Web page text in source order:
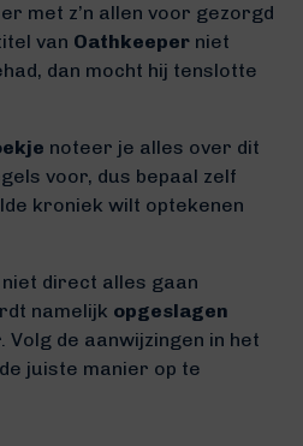
met z’n allen voor gezorgd
van Oathkeeper niet
dan mocht hij tenslotte
noteer je alles over dit
voor, dus bepaal zelf
kroniek wilt optekenen
direct alles gaan
namelijk opgeslagen
de aanwijzingen in het
juiste manier op te